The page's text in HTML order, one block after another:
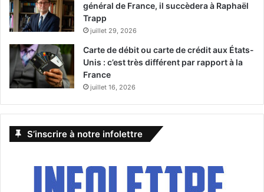
général de France, il succèdera à Raphaël
Trapp
juillet 29, 2026
Carte de débit ou carte de crédit aux États-
Unis : c’est très différent par rapport à la
France
juillet 16, 2026
S’inscrire à notre infolettre